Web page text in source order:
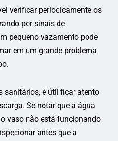
verificar periodicamente os
por sinais de
pequeno vazamento pode
em um grande problema
sanitários, é útil ficar atento
Se notar que a água
vaso não está funcionando
antes que a